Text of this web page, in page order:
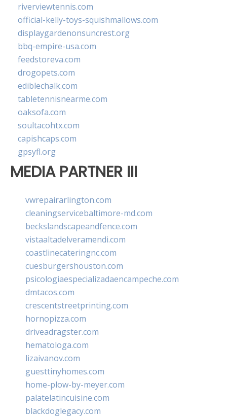
riverviewtennis.com
official-kelly-toys-squishmallows.com
displaygardenonsuncrest.org
bbq-empire-usa.com
feedstoreva.com
drogopets.com
ediblechalk.com
tabletennisnearme.com
oaksofa.com
soultacohtx.com
capishcaps.com
gpsyfl.org
MEDIA PARTNER III
vwrepairarlington.com
cleaningservicebaltimore-md.com
beckslandscapeandfence.com
vistaaltadelveramendi.com
coastlinecateringnc.com
cuesburgershouston.com
psicologiaespecializadaencampeche.com
dmtacos.com
crescentstreetprinting.com
hornopizza.com
driveadragster.com
hematologa.com
lizaivanov.com
guesttinyhomes.com
home-plow-by-meyer.com
palatelatincuisine.com
blackdoglegacy.com